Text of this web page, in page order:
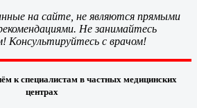
на сайте, не являются прямыми
Не занимайтесь
Консультируйтесь с врачом!
к специалистам в частных медицинских
центрах